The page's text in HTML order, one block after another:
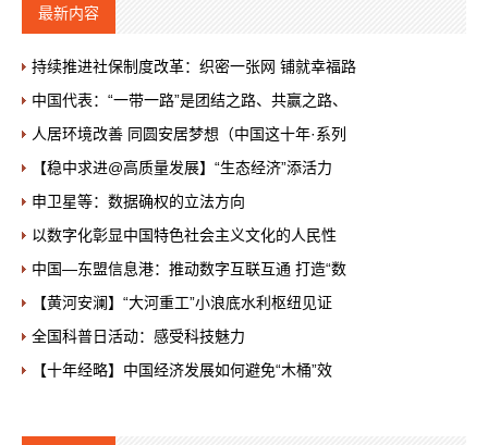
最新内容
持续推进社保制度改革：织密一张网 铺就幸福路
中国代表：“一带一路”是团结之路、共赢之路、
人居环境改善 同圆安居梦想（中国这十年·系列
【稳中求进@高质量发展】“生态经济”添活力
申卫星等：数据确权的立法方向
以数字化彰显中国特色社会主义文化的人民性
中国—东盟信息港：推动数字互联互通 打造“数
【黄河安澜】“大河重工”小浪底水利枢纽见证
全国科普日活动：感受科技魅力
【十年经略】中国经济发展如何避免“木桶”效